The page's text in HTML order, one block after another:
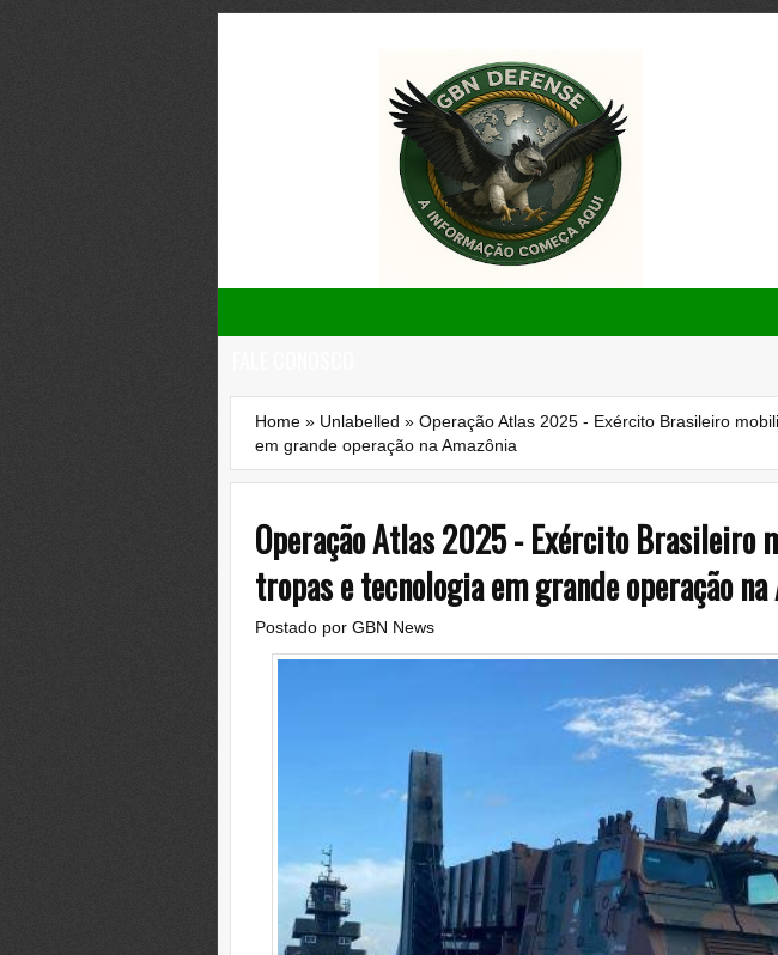
Home » Unlabelled » Operação Atlas 2025 - Exército Brasileiro
em grande operação na Amazônia
Operação Atlas 2025 - Exército Brasileiro
tropas e tecnologia em grande operação na
Postado por GBN News